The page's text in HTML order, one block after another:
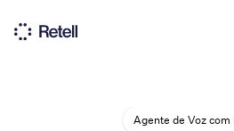
Agente de Voz com